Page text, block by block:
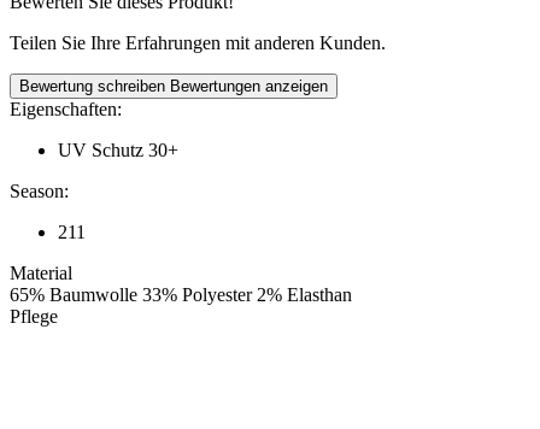
Teilen Sie Ihre Erfahrungen mit anderen Kunden.
Bewertung schreiben Bewertungen anzeigen
Eigenschaften:
UV Schutz 30+
Season:
211
Material
65% Baumwolle 33% Polyester 2% Elasthan
Pflege